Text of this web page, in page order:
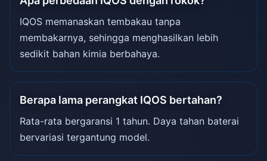
IQOS memanaskan tembakau tanpa
membakarnya, sehingga menghasilkan lebih
sedikit bahan kimia berbahaya.
Berapa lama perangkat IQOS bertahan?
Rata-rata bergaransi 1 tahun. Daya tahan baterai
bervariasi tergantung model.